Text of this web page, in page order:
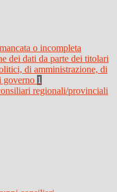
o incompleta
dei dati da parte dei titolari
di amministrazione, di
governo 1
regionali/provinciali